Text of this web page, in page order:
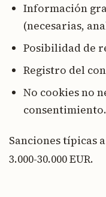
Información
(necesarias,
Posibilidad de
Registro del
No cookies no
consentimiento.
Sanciones típicas
3.000-30.000 EUR.